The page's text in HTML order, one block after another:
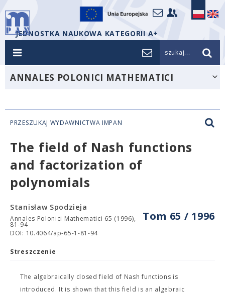
JEDNOSTKA NAUKOWA KATEGORII A+
szukaj...
ANNALES POLONICI MATHEMATICI
PRZESZUKAJ WYDAWNICTWA IMPAN
The field of Nash functions
and factorization of
polynomials
Tom 65 / 1996
Stanisław Spodzieja
Annales Polonici Mathematici 65 (1996),
81-94
DOI: 10.4064/ap-65-1-81-94
Streszczenie
The algebraically closed field of Nash functions is
introduced. It is shown that this field is an algebraic